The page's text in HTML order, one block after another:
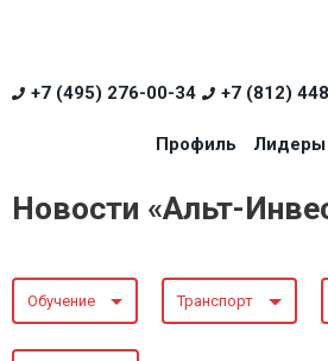
+7 (495) 276-00-34 +7 (812)
Профиль Лидеры
Новости «Альт-
Обучение Транспорт